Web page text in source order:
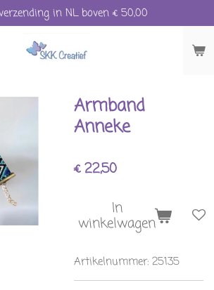
in NL boven € 50,00
Armband
Anneke
€ 22,50
In
winkelwagen
Artikelnummer: 25135